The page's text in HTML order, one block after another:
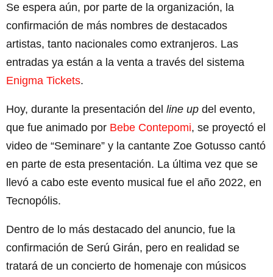
Se espera aún, por parte de la organización, la
confirmación de más nombres de destacados
artistas, tanto nacionales como extranjeros. Las
entradas ya están a la venta a través del sistema
Enigma Tickets.
Hoy, durante la presentación del line up del evento,
que fue animado por Bebe Contepomi, se proyectó el
video de “Seminare” y la cantante Zoe Gotusso cantó
en parte de esta presentación. La última vez que se
llevó a cabo este evento musical fue el año 2022, en
Tecnopólis.
Dentro de lo más destacado del anuncio, fue la
confirmación de Serú Girán, pero en realidad se
tratará de un concierto de homenaje con músicos